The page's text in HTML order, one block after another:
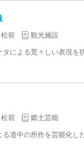
前
観光施設
前
郷土芸能